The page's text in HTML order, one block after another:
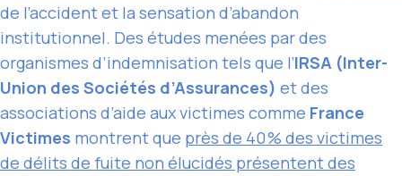
de l’accident et la sensation d’abandon
institutionnel. Des études menées par des
organismes d’indemnisation tels que l’IRSA (Inter-
Union des Sociétés d’Assurances) et des
associations d’aide aux victimes comme France
Victimes montrent que près de 40 % des victimes
de délits de fuite non élucidés présentent des